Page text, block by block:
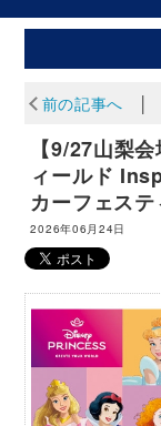
前の記事へ │
【9/27山梨
ィールド
カーフェス
2026年06月24日